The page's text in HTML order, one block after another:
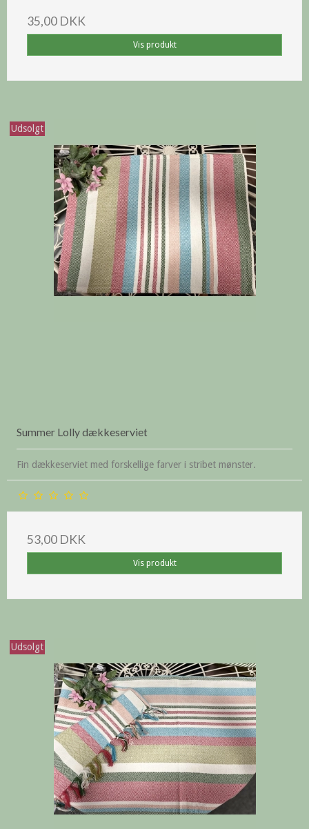
35,00 DKK
Vis produkt
Udsolgt
Summer Lolly dækkeserviet
Fin dækkeserviet med forskellige farver i stribet mønster.
53,00 DKK
Vis produkt
Udsolgt